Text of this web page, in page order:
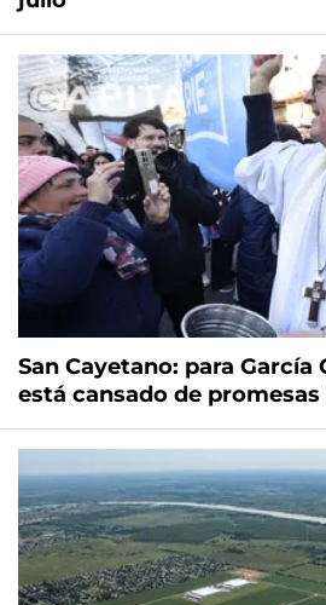
San Cayetano: para García
está cansado de